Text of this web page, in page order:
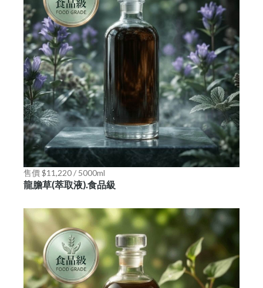
售價 $11,220 / 5000ml
龍膽草(萃取液).食品級